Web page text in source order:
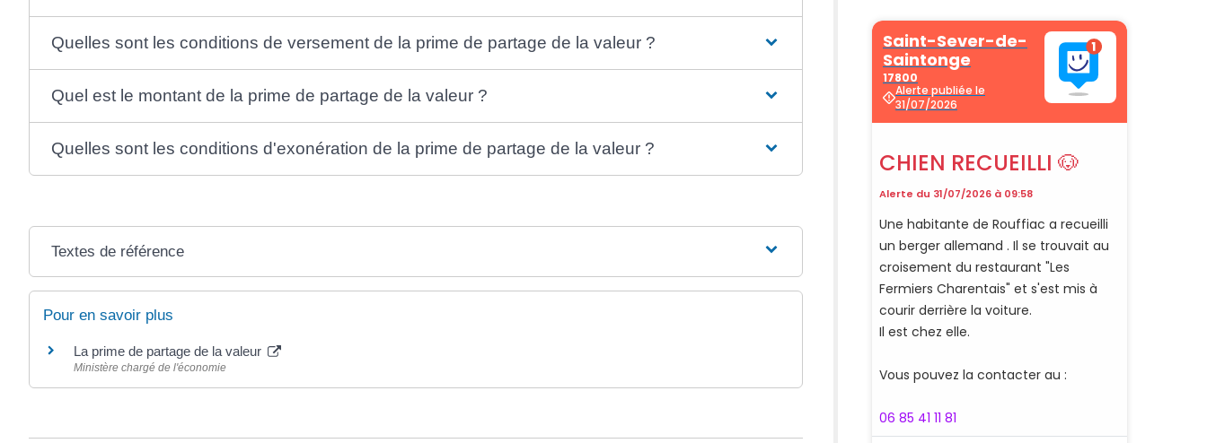
Quelles sont les conditions de versement de la prime de partage de la valeur ?
Quel est le montant de la prime de partage de la valeur ?
Quelles sont les conditions d'exonération de la prime de partage de la valeur ?
Textes de référence
Pour en savoir plus
La prime de partage de la valeur
Ministère chargé de l'économie